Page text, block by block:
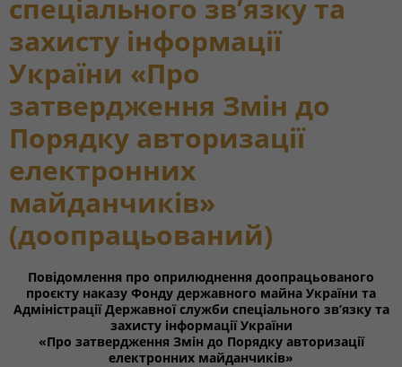
спеціального зв’язку та
захисту інформації
України «Про
затвердження Змін до
Порядку авторизації
електронних
майданчиків»
(доопрацьований)
Повідомлення про оприлюднення доопрацьованого
проєкту наказу Фонду державного майна України та
Адміністрації Державної служби спеціального зв’язку та
захисту інформації України
«Про затвердження Змін до Порядку авторизації
електронних майданчиків»